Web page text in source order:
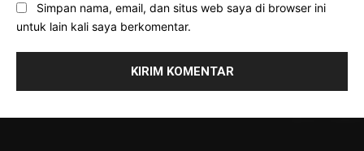
Simpan nama, email, dan situs web saya di browser ini
untuk lain kali saya berkomentar.